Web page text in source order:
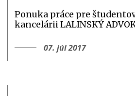
Ponuka práce pre
kancelárii LALINSKÝ
07. júl 2017